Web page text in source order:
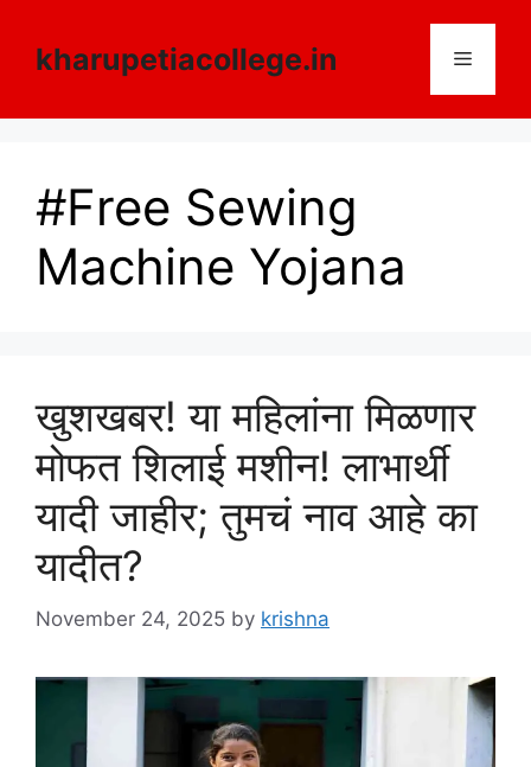
contentkharupetiacollege.in Menu
#Free Sewing
Machine Yojana
खुशखबर! या महिलांना मिळणार
मोफत शिलाई मशीन! लाभार्थी
यादी जाहीर; तुमचं नाव आहे का
यादीत?
November 24, 2025 by krishna